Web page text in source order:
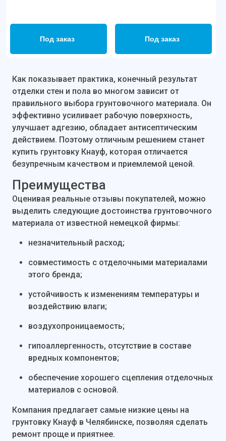
Под заказ Под заказ
Как показывает практика, конечный результат
отделки стен и пола во многом зависит от
правильного выбора грунтовочного материала. Он
эффективно усиливает рабочую поверхность,
улучшает адгезию, обладает антисептическим
действием. Поэтому отличным решением станет
купить грунтовку Кнауф, которая отличается
безупречным качеством и приемлемой ценой.
Преимущества
Оценивая реальные отзывы покупателей, можно
выделить следующие достоинства грунтовочного
материала от известной немецкой фирмы:
незначительный расход;
совместимость с отделочными материалами
этого бренда;
устойчивость к изменениям температуры и
воздействию влаги;
воздухопроницаемость;
гипоаллергенность, отсутствие в составе
вредных компонентов;
обеспечение хорошего сцепления отделочных
материалов с основой.
Компания предлагает самые низкие цены на
грунтовку Кнауф в Челябинске, позволяя сделать
ремонт проще и приятнее.